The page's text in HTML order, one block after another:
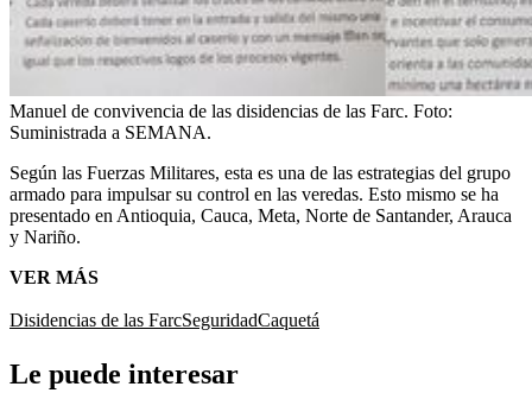
Manuel de convivencia de las disidencias de las Farc. Foto:
Suministrada a SEMANA.
Según las Fuerzas Militares, esta es una de las estrategias del grupo
armado para impulsar su control en las veredas. Esto mismo se ha
presentado en Antioquia, Cauca, Meta, Norte de Santander, Arauca
y Nariño.
VER MÁS
Disidencias de las FarcSeguridadCaquetá
Le puede interesar